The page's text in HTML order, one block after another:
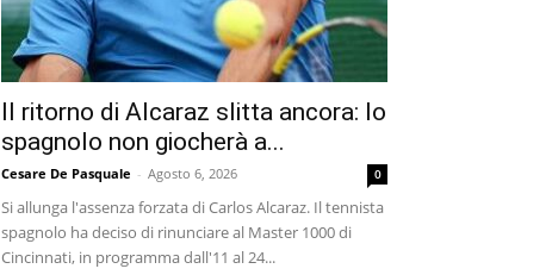
Il ritorno di Alcaraz slitta ancora: lo
spagnolo non giocherà a...
Cesare De Pasquale - Agosto 6, 2026 0
Si allunga l'assenza forzata di Carlos Alcaraz. Il tennista
spagnolo ha deciso di rinunciare al Master 1000 di
Cincinnati, in programma dall'11 al 24...